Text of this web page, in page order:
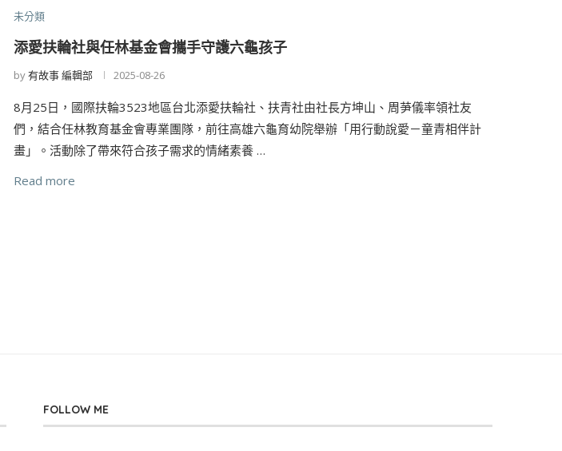
未分類
添愛扶輪社與任林基金會攜手守護六龜孩子
by有故事 編輯部 2025-08-26
8月25日，國際扶輪3523地區台北添愛扶輪社、扶青社由社長方坤山、周芛儀率領社友
們，結合任林教育基金會專業團隊，前往高雄六龜育幼院舉辦「用行動說愛－童青相伴計
畫」。活動除了帶來符合孩子需求的情緒素養 …
Read more
FOLLOW ME